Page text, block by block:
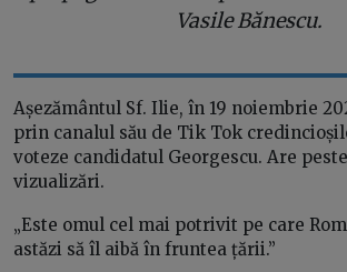
Vasile Bănescu.
Așezământul Sf. Ilie, în 19 noiembrie
prin canalul său de Tik Tok
voteze candidatul Georgescu. Are peste
vizualizări.
„Este omul cel mai potrivit pe care
astăzi să îl aibă în fruntea țării.”